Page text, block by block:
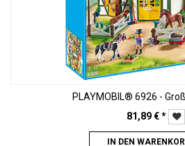
PLAYMOBIL® 6926 -
81,89€*
IN DEN